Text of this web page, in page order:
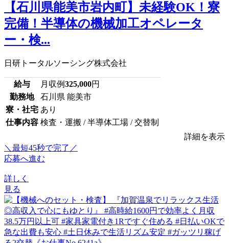
【石川県能美市岩内町】未経験OK！寮
完備！半導体の機械加工オペレータ
ー・検...
日研トータルソーシング株式会社
給与 月収例325,000円
勤務地
石川県 能美市
寮・社宅 あり
仕事内容 検査・運搬 / 半導体工場 / 交替制
詳細を表示
＼最短45秒で完了／
応募へ進む
詳しく
見る